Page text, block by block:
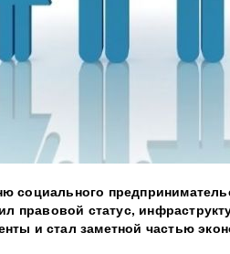
социального
правовой статус,
и стал заметной частью